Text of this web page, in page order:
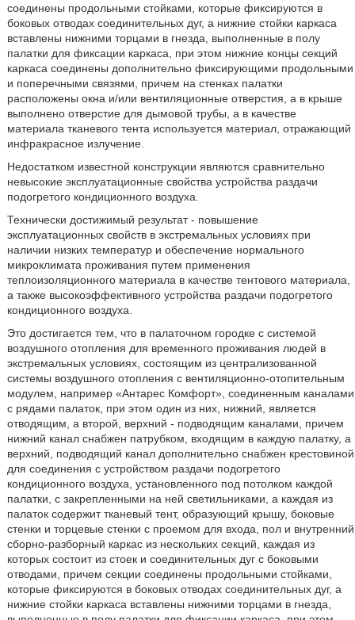
соединены продольными стойками, которые фиксируются в
боковых отводах соединительных дуг, а нижние стойки каркаса
вставлены нижними торцами в гнезда, выполненные в полу
палатки для фиксации каркаса, при этом нижние концы секций
каркаса соединены дополнительно фиксирующими продольными
и поперечными связями, причем на стенках палатки
расположены окна и/или вентиляционные отверстия, а в крыше
выполнено отверстие для дымовой трубы, а в качестве
материала тканевого тента используется материал, отражающий
инфракрасное излучение.
Недостатком известной конструкции являются сравнительно
невысокие эксплуатационные свойства устройства раздачи
подогретого кондиционного воздуха.
Технически достижимый результат - повышение
эксплуатационных свойств в экстремальных условиях при
наличии низких температур и обеспечение нормального
микроклимата проживания путем применения
теплоизоляционного материала в качестве тентового материала,
а также высокоэффективного устройства раздачи подогретого
кондиционного воздуха.
Это достигается тем, что в палаточном городке с системой
воздушного отопления для временного проживания людей в
экстремальных условиях, состоящим из централизованной
системы воздушного отопления с вентиляционно-отопительным
модулем, например «Антарес Комфорт», соединенным каналами
с рядами палаток, при этом один из них, нижний, является
отводящим, а второй, верхний - подводящим каналами, причем
нижний канал снабжен патрубком, входящим в каждую палатку, а
верхний, подводящий канал дополнительно снабжен крестовиной
для соединения с устройством раздачи подогретого
кондиционного воздуха, установленного под потолком каждой
палатки, с закрепленными на ней светильниками, а каждая из
палаток содержит тканевый тент, образующий крышу, боковые
стенки и торцевые стенки с проемом для входа, пол и внутренний
сборно-разборный каркас из нескольких секций, каждая из
которых состоит из стоек и соединительных дуг с боковыми
отводами, причем секции соединены продольными стойками,
которые фиксируются в боковых отводах соединительных дуг, а
нижние стойки каркаса вставлены нижними торцами в гнезда,